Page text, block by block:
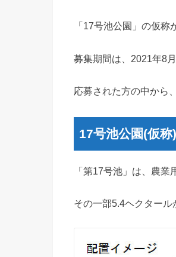
「17号池公園」の仮
募集期間は、2021年8
応募された方の中から
17号池公園(仮称)
「第17号池」は、農
その一部5.4ヘクタール